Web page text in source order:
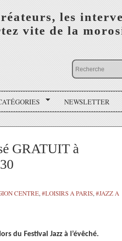
les
vite de la
NEWSLETTER
GRATUIT à
CENTRE,#LOISIRS A PARIS,#JAZZ A
du Festival Jazz à l’évêché.